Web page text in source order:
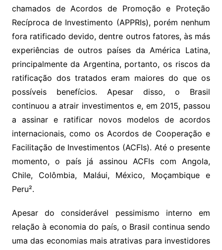
chamados de Acordos de Promoção e Proteção
Recíproca de Investimento (APPRIs), porém nenhum
fora ratificado devido, dentre outros fatores, às más
experiências de outros países da América Latina,
principalmente da Argentina, portanto, os riscos da
ratificação dos tratados eram maiores do que os
possíveis benefícios. Apesar disso, o Brasil
continuou a atrair investimentos e, em 2015, passou
a assinar e ratificar novos modelos de acordos
internacionais, como os Acordos de Cooperação e
Facilitação de Investimentos (ACFIs). Até o presente
momento, o país já assinou ACFIs com Angola,
Chile, Colômbia, Maláui, México, Moçambique e
Peru².
Apesar do considerável pessimismo interno em
relação à economia do país, o Brasil continua sendo
uma das economias mais atrativas para investidores